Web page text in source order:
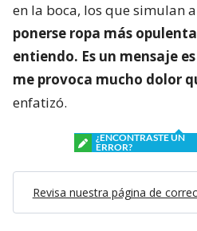
en la boca, los que simulan
ponerse ropa más
entiendo. Es un mensaje
me provoca mucho dolor
enfatizó.
¿ENCONTRASTE UN
ERROR?
Revisa nuestra página de